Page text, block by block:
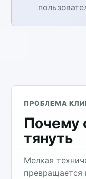
ПРОБЛЕМА
Почему
тянуть
Мелкая
превращается